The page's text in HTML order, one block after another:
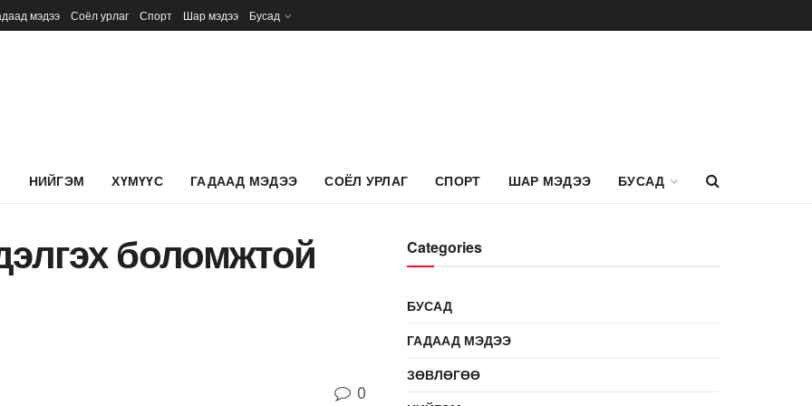
мэдээ Соёл урлаг Спорт Шар мэдээ Бусад
НИЙГЭМ ХҮМҮҮС ГАДААД МЭДЭЭ СОЁЛ УРЛАГ СПОРТ ШАР МЭДЭЭ БУСАД
боломжтой
0
Categories
БУСАД
ГАДААД МЭДЭЭ
ЗӨВЛӨГӨӨ